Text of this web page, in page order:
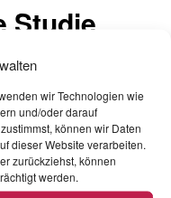
wir Technologien wie
und/oder darauf
können wir Daten
dieser Website verarbeiten.
zurückziehst, können
werden.
Studie
–
1:0